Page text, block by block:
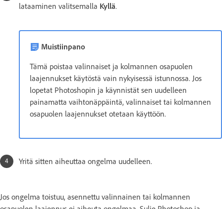
lataaminen valitsemalla Kyllä.
Muistiinpano
Tämä poistaa valinnaiset ja kolmannen osapuolen
laajennukset käytöstä vain nykyisessä istunnossa. Jos
lopetat Photoshopin ja käynnistät sen uudelleen
painamatta vaihtonäppäintä, valinnaiset tai kolmannen
osapuolen laajennukset otetaan käyttöön.
Yritä sitten aiheuttaa ongelma uudelleen.
Jos ongelma toistuu, asennettu valinnainen tai kolmannen